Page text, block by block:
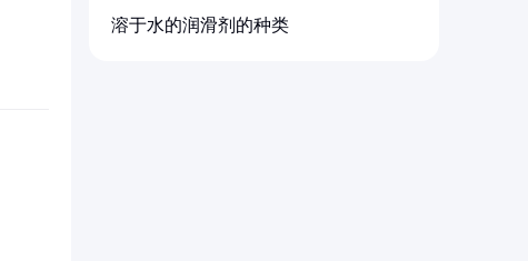
溶于水的润滑剂的种类